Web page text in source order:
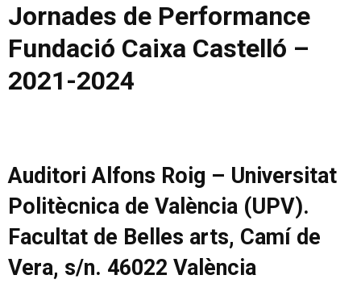
Jornades de Performance
Fundació Caixa Castelló –
2021-2024
Auditori Alfons Roig – Universitat
Politècnica de València (UPV).
Facultat de Belles arts, Camí de
Vera, s/n. 46022 València